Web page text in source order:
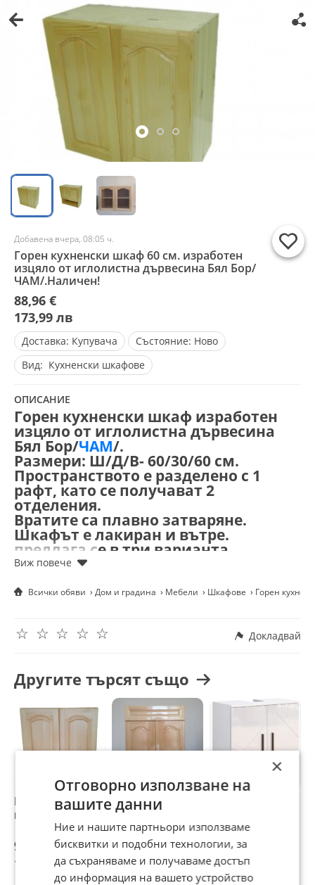
Добавена вчера, 08:05 ч.
Горен кухненски шкаф 60 см. изработен
изцяло от иглолистна дървесина Бял Бор/
ЧАМ/.Наличен!
88,96 €
173,99 лв
Доставка: Купувача Състояние: Ново
Вид: Кухненски шкафове
ОПИСАНИЕ
Горен кухненски шкаф изработен
изцяло от иглолистна дървесина
Бял Бор/ЧАМ/.
Размери: Ш/Д/В- 60/30/60 см.
Пространството е разделено с 1
рафт, като се получават 2
отделения.
Вратите са плавно затваряне.
Шкафът е лакиран и вътре.
предлага се в три варианта.
-с плътни врати-174 лв.
- с витрина-194 лв.
както и да се изработи нещо съвсем
ново, само и единствено за вас.
внасяйки своята индивидуалност и
усещане за уют и топлина.
Всички обяви Дом и градина Мебели Шкафове Горен
☆
☆
☆
☆
☆ Докладвай
Другите търсят също
Шкаф за кухня-
горен-Б-60 /34020
96,63 €
188,99 лв
Кухненски шкаф с
чекмедже чам
долен ред 60 см /
30501
140,61 €
275,01 лв
гланц, 60 x 59 см
71,58 €
140 лв
×
Отговорно използване на
вашите данни
Ние и нашите партньори използваме
бисквитки и подобни технологии, за
да съхраняваме и получаваме достъп
до информация на вашето устройство